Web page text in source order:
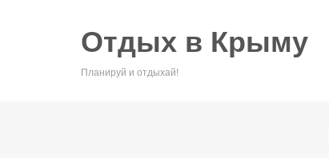
Отдых в Крыму
Планируй и отдыхай!